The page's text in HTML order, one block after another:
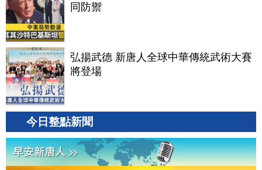
同防禦
弘揚武德 新唐人全球中華傳統武術大賽
將登場
今日整點新聞